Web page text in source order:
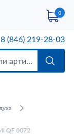
0
8 (846) 219-28-03
QF 0072